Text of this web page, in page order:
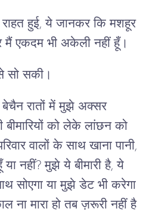
हुई, ये जानकर कि मशहूर
मैं एकदम भी अकेली नहीं हूँ।
सो सकी।
रातों में मुझे अक्सर
को लेके लांछन को
वालों के साथ खाना पानी,
नहीं? मुझे ये बीमारी है, ये
सोएगा या मुझे डेट भी करेगा
ना मारा हो तब ज़रूरी नहीं है